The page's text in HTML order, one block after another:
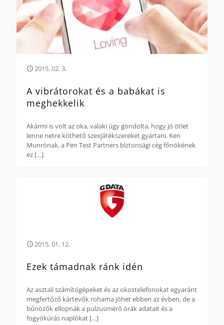
2015. 02. 3.
A vibrátorokat és a babákat is
meghekkelik
Akármi is volt az oka, valaki úgy gondolta, hogy jó ötlet
lenne netre köthető szexjátékszereket gyártani. Ken
Munrónak, a Pen Test Partners biztonsági cég főnökének
ez […]
2015. 01. 12.
Ezek támadnak ránk idén
Az asztali számítógépeket és az okostelefonokat egyaránt
megfertőző kártevők rohama jöhet ebben az évben, de a
bűnözők ellopnák a pulzusmérő órák adatait és a
fogyókúrás naplókat […]